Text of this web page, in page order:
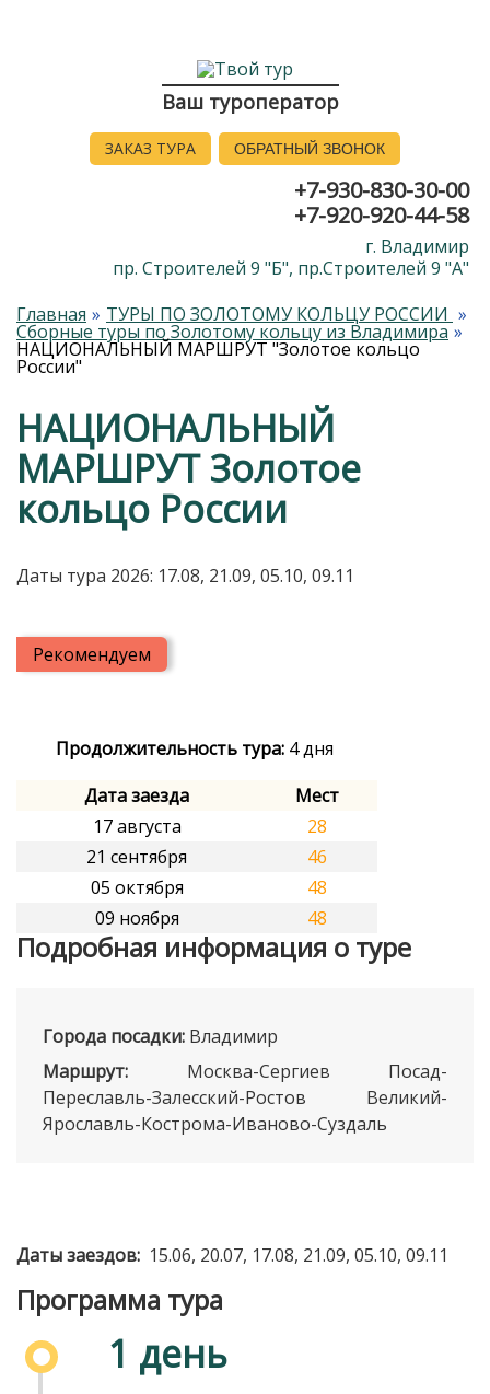
Ваш туроператор
ЗАКАЗ ТУРА ОБРАТНЫЙ ЗВОНОК
+7-930-830-30-00
+7-920-920-44-58
г. Владимир
пр. Строителей 9 "Б", пр.Строителей 9 "А"
Главная
ТУРЫ ПО ЗОЛОТОМУ КОЛЬЦУ РОССИИ
Сборные туры по Золотому кольцу из Владимира
НАЦИОНАЛЬНЫЙ МАРШРУТ "Золотое кольцо
России"
НАЦИОНАЛЬНЫЙ
МАРШРУТ Золотое
кольцо России
Даты тура 2026: 17.08, 21.09, 05.10, 09.11
Рекомендуем
Продолжительность тура: 4 дня
Дата заезда
Мест
17 августа
28
21 сентября
46
05 октября
48
09 ноября
48
Подробная информация о туре
Города посадки: Владимир
Маршрут:
Москва-Сергиев Посад-
Переславль-Залесский-Ростов Великий-
Ярославль-Кострома-Иваново-Суздаль
Даты заездов: 15.06, 20.07, 17.08, 21.09, 05.10, 09.11
Программа тура
1 день